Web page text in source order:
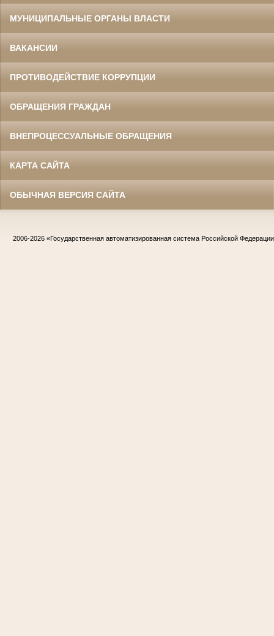
МУНИЦИПАЛЬНЫЕ ОРГАНЫ ВЛАСТИ
ВАКАНСИИ
ПРОТИВОДЕЙСТВИЕ КОРРУПЦИИ
ОБРАЩЕНИЯ ГРАЖДАН
ВНЕПРОЦЕССУАЛЬНЫЕ ОБРАЩЕНИЯ
КАРТА САЙТА
ОБЫЧНАЯ ВЕРСИЯ САЙТА
2006-2026 «Государственная автоматизированная система Российской